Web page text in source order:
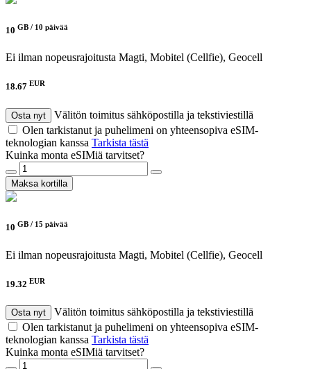
10 GB / 10 päivää
Ei ilman nopeusrajoitusta Magti, Mobitel (Cellfie), Geocell
18.67 EUR
Osta nyt
Välitön toimitus sähköpostilla ja tekstiviestillä
Olen tarkistanut ja puhelimeni on yhteensopiva eSIM-
teknologian kanssa Tarkista tästä
Kuinka monta eSIMiä tarvitset?
Maksa kortilla
10 GB / 15 päivää
Ei ilman nopeusrajoitusta Magti, Mobitel (Cellfie), Geocell
19.32 EUR
Osta nyt
Välitön toimitus sähköpostilla ja tekstiviestillä
Olen tarkistanut ja puhelimeni on yhteensopiva eSIM-
teknologian kanssa Tarkista tästä
Kuinka monta eSIMiä tarvitset?